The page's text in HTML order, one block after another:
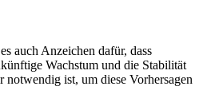
auch Anzeichen dafür, dass
Wachstum und die Stabilität
ist, um diese Vorhersagen